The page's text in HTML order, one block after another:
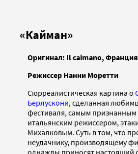
«Кайман»
Оригинал: Il caimano,
Режиссер Нанни Моретти
Сюрреалистическая картина о
Берлускони, сделанная
фестиваля, самым признанным
итальянским режиссером,
Михалковым. Суть в том, что
неудачнику, производящему
однажды приносят настоящий